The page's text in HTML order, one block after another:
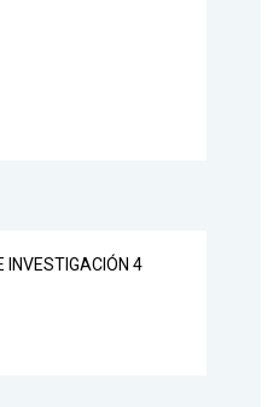
INVESTIGACIÓN 4